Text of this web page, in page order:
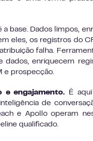
a base. Dados limpos,
eles, os registros do
falha.
dados, enriquecem
e prospecção.
e engajamento. É
de
e Apollo operam
qualificado.